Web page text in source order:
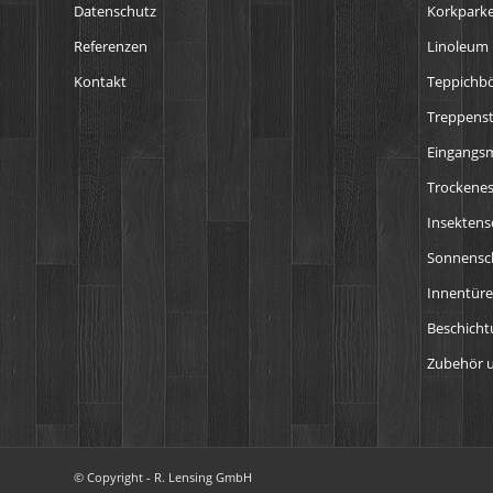
Datenschutz
Referenzen
Kontakt
Linoleum
Zubehör
© Copyright - R. Lensing GmbH